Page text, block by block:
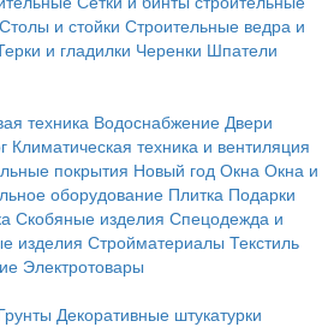
Столы и стойки Строительные ведра и
и гладилки Черенки Шпатели
техника Водоснабжение Двери
Климатическая техника и вентиляция
покрытия Новый год Окна Окна и
оборудование Плитка Подарки
Скобяные изделия Спецодежда и
изделия Стройматериалы Текстиль
Электротовары
Декоративные штукатурки